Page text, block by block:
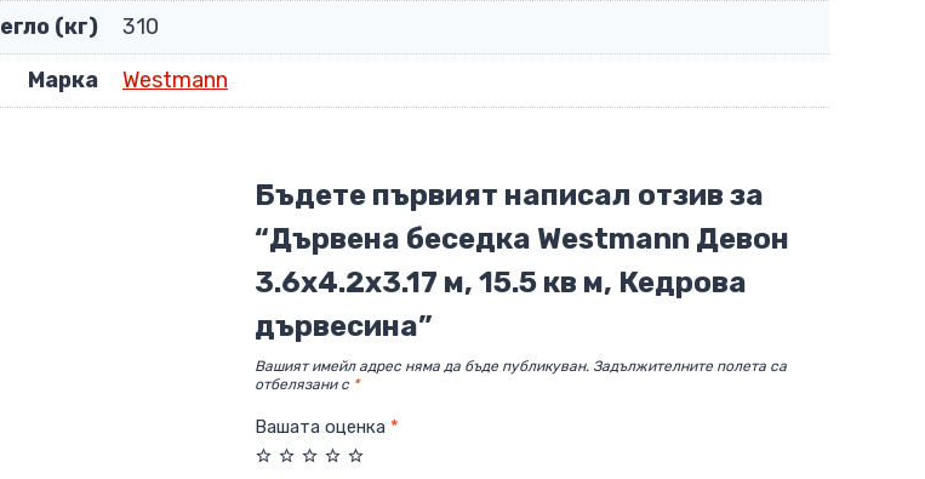
(кг)
310
Марка
Westmann
Бъдете първият написал отзив за
“Дървена беседка Westmann Девон
3.6х4.2х3.17 м, 15.5 кв м, Кедрова
дървесина”
Вашият имейл адрес няма да бъде публикуван. Задължителните полета са
отбелязани с *
Вашата оценка *